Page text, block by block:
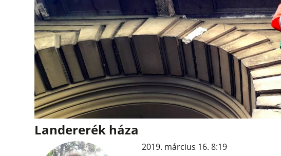
Landererék háza
2019. március 16. 8:19